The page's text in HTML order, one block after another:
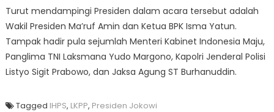
Turut mendampingi Presiden dalam acara tersebut adalah
Wakil Presiden Ma’ruf Amin dan Ketua BPK Isma Yatun.
Tampak hadir pula sejumlah Menteri Kabinet Indonesia Maju,
Panglima TNI Laksmana Yudo Margono, Kapolri Jenderal Polisi
Listyo Sigit Prabowo, dan Jaksa Agung ST Burhanuddin.
Tagged IHPS, LKPP, Presiden Jokowi